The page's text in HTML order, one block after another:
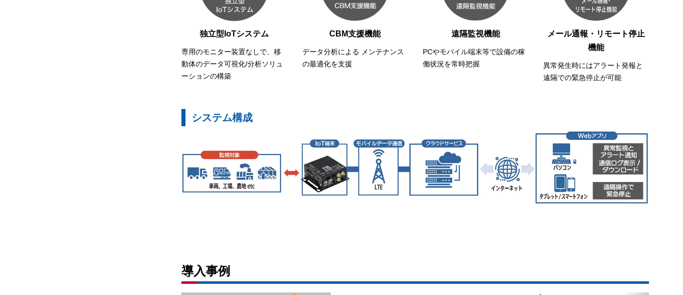
独立型IoTシステム
専用のモニター装置なしで、移
動体のデータ可視化/分析ソリュ
ーションの構築
CBM支援機能
データ分析による メンテナンス
の最適化を支援
遠隔監視機能
PCやモバイル端末等で設備の稼
働状況を常時把握
メール通報・リモート停止
機能
異常発生時にはアラート発報と
遠隔での緊急停止が可能
システム構成
導入事例